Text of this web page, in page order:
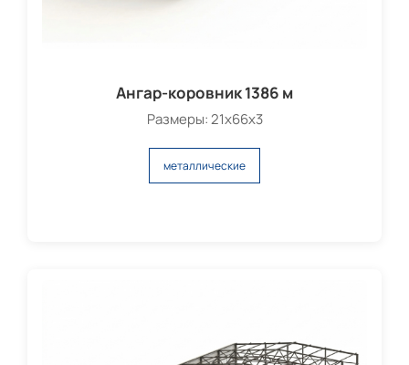
Ангар-коровник 1386 м
Размеры: 21х66х3
металлические